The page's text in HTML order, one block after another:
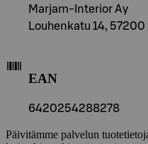
Marjam-Interior Ay
Louhenkatu 14,
EAN
6420254288278
Päivitämme palvelun